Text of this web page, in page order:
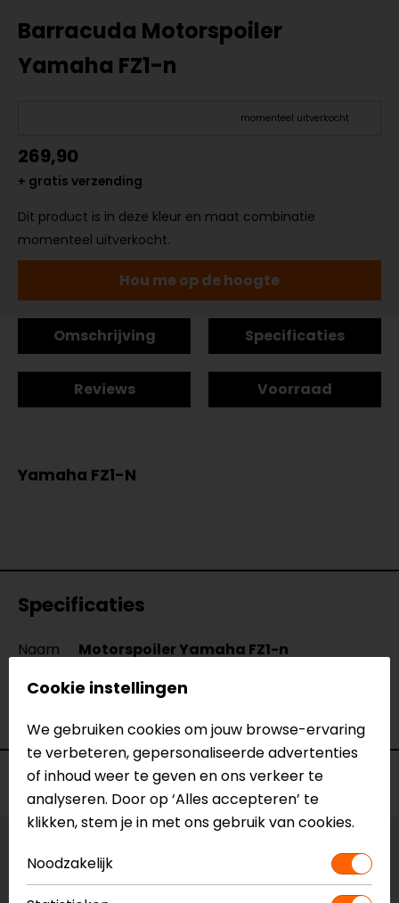
Barracuda Motorspoiler
Yamaha FZ1-n
momenteel uitverkocht
269,90
+ gratis verzending
Dit product is in deze kleur en maat combinatie
momenteel uitverkocht.
Hou me op de hoogte
Omschrijving Specificaties
Reviews Voorraad
Yamaha FZ1-N
Specificaties
Naam
Motorspoiler Yamaha FZ1-n
Merk
Barracuda
Zilver
Voorraad
Vestiging Apeldoorn
Niet op voorraad
Cookie instellingen
We gebruiken cookies om jouw browse-ervaring
te verbeteren, gepersonaliseerde advertenties
of inhoud weer te geven en ons verkeer te
analyseren. Door op ‘Alles accepteren’ te
klikken, stem je in met ons gebruik van cookies.
Noodzakelijk